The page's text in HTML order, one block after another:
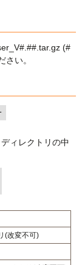
(#
い。
ィレクトリの中
(改変不可)